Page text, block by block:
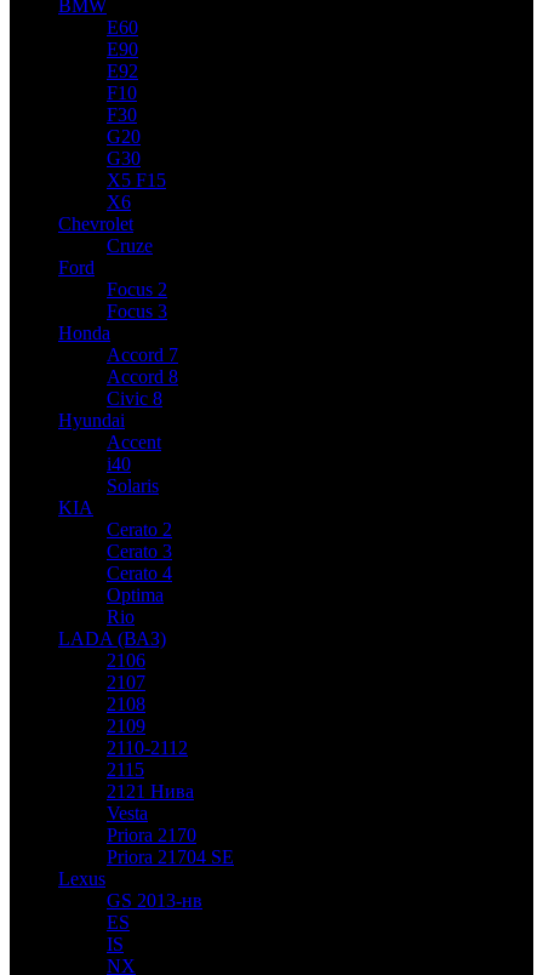
BMW
E60
E90
E92
F10
F30
G20
G30
X5 F15
X6
Chevrolet
Cruze
Ford
Focus 2
Focus 3
Honda
Accord 7
Accord 8
Civic 8
Hyundai
Accent
i40
Solaris
KIA
Cerato 2
Cerato 3
Cerato 4
Optima
Rio
LADA (ВАЗ)
2106
2107
2108
2109
2110-2112
2115
2121 Нива
Vesta
Priora 2170
Priora 21704 SE
Lexus
GS 2013-нв
ES
IS
NX